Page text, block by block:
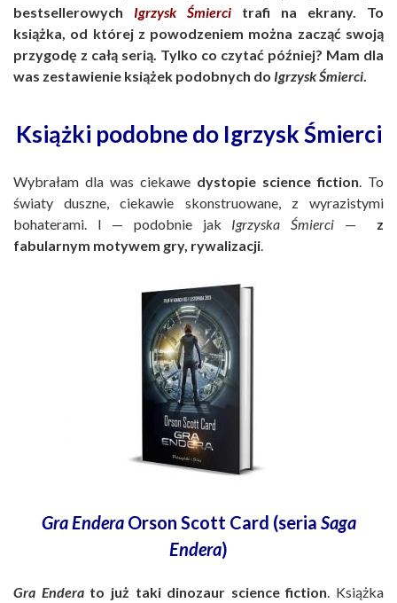
bestsellerowych
Igrzysk Śmierci trafi na ekrany. To
książka, od której z powodzeniem można zacząć swoją
przygodę z całą serią. Tylko co czytać później? Mam dla
was zestawienie książek podobnych do Igrzysk Śmierci.
Książki podobne do Igrzysk Śmierci
Wybrałam dla was ciekawe dystopie science fiction . To
światy duszne, ciekawie skonstruowane, z wyrazistymi
bohaterami. I — podobnie jak Igrzyska Śmierci — z
fabularnym motywem gry, rywalizacji
Gra EnderaOrson Scott Card (seria Saga
Endera)
Gra Enderato już taki dinozaur science fiction . Książka